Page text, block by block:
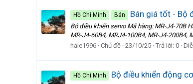
Hồ Chí Minh Bán Bán giá tốt - Bộ
Bộ điều khiển servo Mã hàng: MR-J4-70B
MR-J4-60B4, MRJ4-100B4, MR-J4-200B4,
hale1996 Chủ đề 23/10/25 Trả lời: 0
Hồ Chí Minh Bộ điều khiển động